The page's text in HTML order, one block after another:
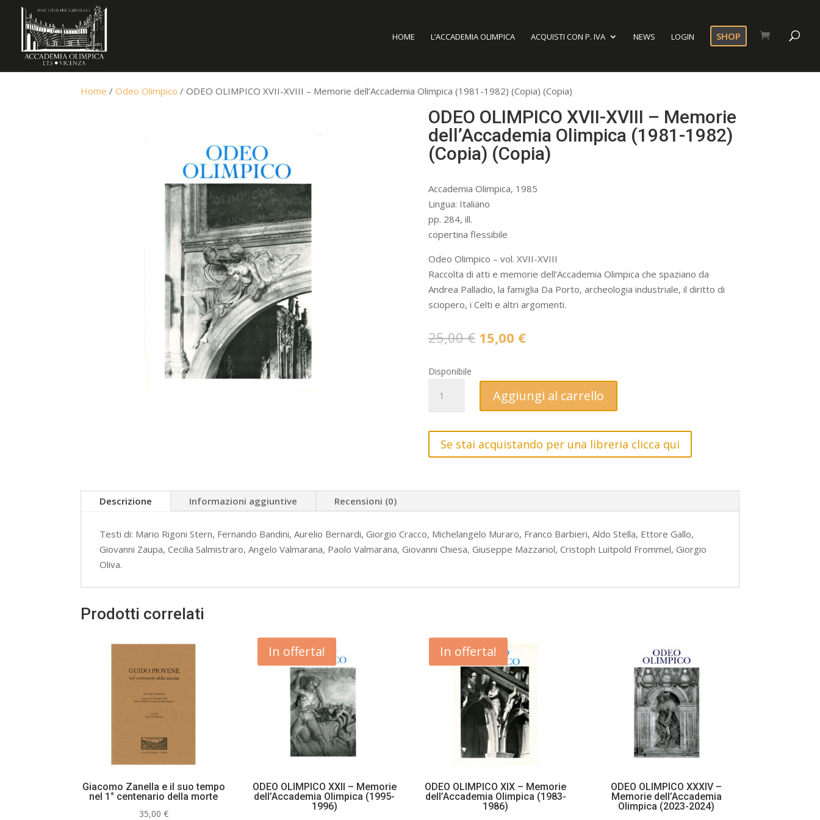
HOME L’ACCADEMIA OLIMPICA ACQUISTI CON P. IVA NEWS LOGIN SHOP
Home / Odeo Olimpico / ODEO OLIMPICO XVII-XVIII – Memorie dell’Accademia Olimpica (1981-1982) (Copia) (Copia)
ODEO OLIMPICO XVII-XVIII – Memorie
dell’Accademia Olimpica (1981-1982)
(Copia) (Copia)
Accademia Olimpica, 1985
Lingua: Italiano
pp. 284, ill.
copertina flessibile
Odeo Olimpico – vol. XVII-XVIII
Raccolta di atti e memorie dell’Accademia Olimpica che spaziano da
Andrea Palladio, la famiglia Da Porto, archeologia industriale, il diritto di
sciopero, i Celti e altri argomenti.
25,00€ Il
era:
25,00 €.
15,00 €Il
è:
15,00 €.
Disponibile
OLIMPICO
XVIII
Olimpica
(1981-
(Copia)
(Copia)
Aggiungi al carrello
Se stai acquistando per una libreria clicca qui
Descrizione Informazioni aggiuntive Recensioni (0)
Testi di: Mario Rigoni Stern, Fernando Bandini, Aurelio Bernardi, Giorgio Cracco, Michelangelo Muraro, Franco Barbieri, Aldo Stella, Ettore Gallo,
Giovanni Zaupa, Cecilia Salmistraro, Angelo Valmarana, Paolo Valmarana, Giovanni Chiesa, Giuseppe Mazzariol, Cristoph Luitpold Frommel, Giorgio
Oliva.
Prodotti correlati
Giacomo Zanella e il suo tempo
nel 1° centenario della morte
35,00 €
In offerta!
ODEO OLIMPICO XXII – Memorie
dell’Accademia Olimpica (1995-
1996)
In offerta!
ODEO OLIMPICO XIX – Memorie
dell’Accademia Olimpica (1983-
1986)
ODEO OLIMPICO XXXIV –
Memorie dell’Accademia
Olimpica (2023-2024)